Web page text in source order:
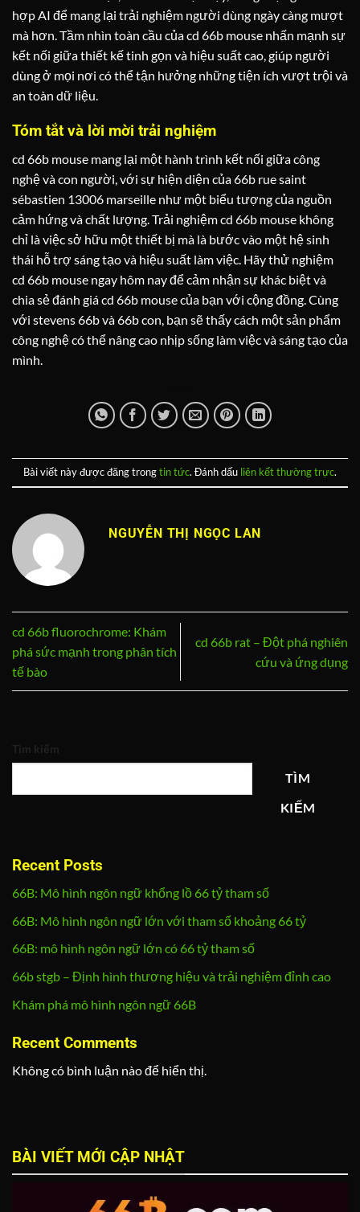
hợp AI để mang lại trải nghiệm người dùng ngày càng mượt
mà hơn. Tầm nhìn toàn cầu của cd 66b mouse nhấn mạnh sự
kết nối giữa thiết kế tinh gọn và hiệu suất cao, giúp người
dùng ở mọi nơi có thể tận hưởng những tiện ích vượt trội và
an toàn dữ liệu.
Tóm tắt và lời mời trải nghiệm
cd 66b mouse mang lại một hành trình kết nối giữa công
nghệ và con người, với sự hiện diện của 66b rue saint
sébastien 13006 marseille như một biểu tượng của nguồn
cảm hứng và chất lượng. Trải nghiệm cd 66b mouse không
chỉ là việc sở hữu một thiết bị mà là bước vào một hệ sinh
thái hỗ trợ sáng tạo và hiệu suất làm việc. Hãy thử nghiệm
cd 66b mouse ngay hôm nay để cảm nhận sự khác biệt và
chia sẻ đánh giá cd 66b mouse của bạn với cộng đồng. Cùng
với stevens 66b và 66b con, bạn sẽ thấy cách một sản phẩm
công nghệ có thể nâng cao nhịp sống làm việc và sáng tạo của
mình.
Bài viết này được đăng trongtin tức. Đánh dấu liên kết thường trực.
NGUYỄN THỊ NGỌC LAN
cd 66b fluorochrome: Khám
phá sức mạnh trong phân tích
tế bào
cd 66b rat – Đột phá nghiên
cứu và ứng dụng
Tìm kiếm
TÌM
KIẾM
Recent Posts
66B: Mô hình ngôn ngữ khổng lồ 66 tỷ tham số
66B: Mô hình ngôn ngữ lớn với tham số khoảng 66 tỷ
66B: mô hình ngôn ngữ lớn có 66 tỷ tham số
66b stgb – Định hình thương hiệu và trải nghiệm đỉnh cao
Khám phá mô hình ngôn ngữ 66B
Recent Comments
Không có bình luận nào để hiển thị.
BÀI VIẾT MỚI CẬP NHẬT